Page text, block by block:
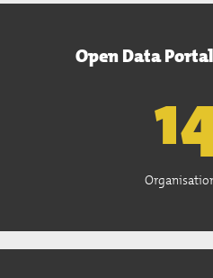
Open Data